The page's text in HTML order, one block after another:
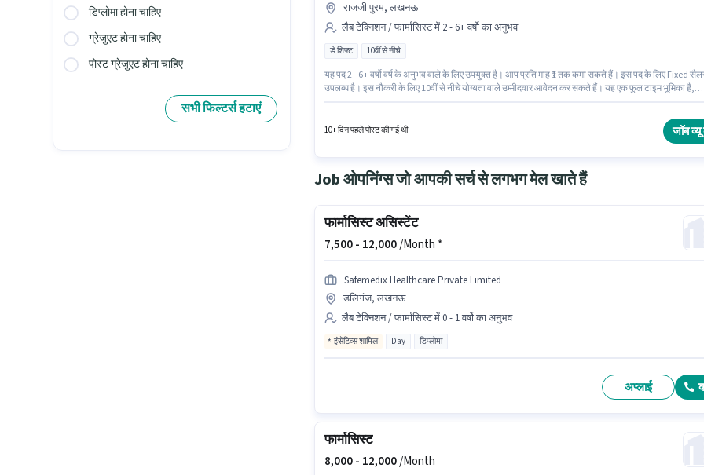
डिप्लोमा होना चाहिए
ग्रेजुएट होना चाहिए
पोस्ट ग्रेजुएट होना चाहिए
सभी फिल्टर्स हटाएं
राजजी पुरम, लखनऊ
लैब टेक्निशन / फार्मासिस्ट में 2 - 6+ वर्षो का अनुभव
डे शिफ्ट 10वीं से नीचे
यह पद 2 - 6+ वर्षो वर्ष के अनुभव वाले के लिए उपयुक्त है। आप प्रति माह ₹1 तक कमा सकते हैं। इस पद के लिए Fixed
उपलब्ध है। इस नौकरी के लिए 10वीं से नीचे योग्यता वाले उम्मीदवार आवेदन कर सकते हैं। यह एक फुल टाइम भूमिका है,
10+ दिन पहले पोस्ट की गई थी जॉब
Job ओपनिंग्स जो आपकी सर्च से लगभग मेल खाते हैं
फार्मासिस्ट असिस्टेंट
7,500 - 12,000/Month *
Safemedix Healthcare Private Limited
डलिगंज, लखनऊ
लैब टेक्निशन / फार्मासिस्ट में 0 - 1 वर्षो का अनुभव
इंसेंटिव्स शामिल Day डिप्लोमा
अप्लाई
फार्मासिस्ट
8,000 - 12,000/Month